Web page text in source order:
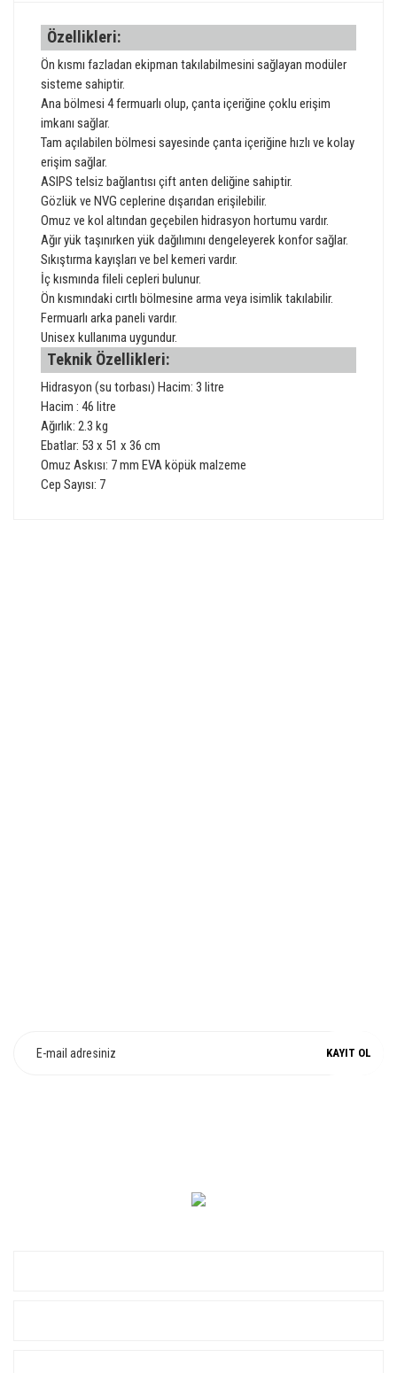
Özellikleri:
Ön kısmı fazladan ekipman takılabilmesini sağlayan modüler
sisteme sahiptir.
Ana bölmesi 4 fermuarlı olup, çanta içeriğine çoklu erişim
imkanı sağlar.
Tam açılabilen bölmesi sayesinde çanta içeriğine hızlı ve kolay
erişim sağlar.
ASIPS telsiz bağlantısı çift anten deliğine sahiptir.
Gözlük ve NVG ceplerine dışarıdan erişilebilir.
Omuz ve kol altından geçebilen hidrasyon hortumu vardır.
Ağır yük taşınırken yük dağılımını dengeleyerek konfor sağlar.
Sıkıştırma kayışları ve bel kemeri vardır.
İç kısmında fileli cepleri bulunur.
Ön kısmındaki cırtlı bölmesine arma veya isimlik takılabilir.
Fermuarlı arka paneli vardır.
Unisex kullanıma uygundur.
Teknik Özellikleri:
Hidrasyon (su torbası) Hacim: 3 litre
Hacim : 46 litre
Ağırlık: 2.3 kg
Ebatlar: 53 x 51 x 36 cm
Omuz Askısı: 7 mm EVA köpük malzeme
Cep Sayısı: 7
KAYIT OL